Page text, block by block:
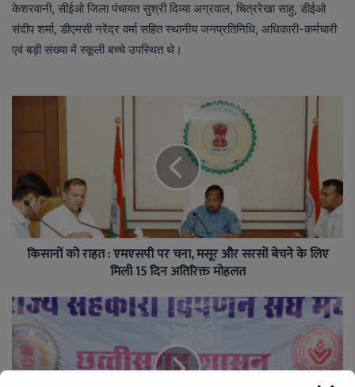
केशरवानी, सीईओ जिला पंचायत सुश्री दिव्या अग्रवाल, चित्ररेखा साहु, डीईओ
संदीप शर्मा, डीएमसी नरेंद्र वर्मा सहित स्थानीय जनप्रतिनिधि, अधिकारी-कर्मचारी
एवं बड़ी संख्या में स्कूली बच्चे उपस्थित थे।
किसानों को राहत : एमएसपी पर चना, मसूर और सरसों बेचने के लिए
मिली 15 दिन अतिरिक्त मोहलत